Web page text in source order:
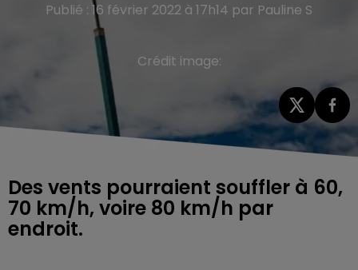
Publié : 16 février 2022 à 17h14 par Pauline S
Crédit image:
Des vents pourraient souffler à 60,
70 km/h, voire 80 km/h par
endroit.